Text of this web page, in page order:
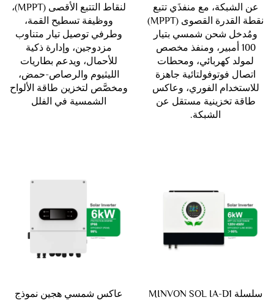
عن الشبكة، مع منفذَي تتبع
نقطة القدرة القصوى (MPPT)
ومُدخل شحن شمسي بتيار
100 أمبير، ومنفذ مخصص
لمولد كهربائي، ومحطات
اتصال فوتوفولتائية جاهزة
للاستخدام الفوري، وعاكس
طاقة تخزينية مستقل عن
الشبكة.
لنقاط التتبع الأقصى (MPPT)،
ووظيفة تسطيح القمة،
وطرفي توصيل تيار متناوب
مزدوجين، وإدارة ذكية
للأحمال، ويدعم بطاريات
الليثيوم والرصاص-حمض،
ومخصَّص لتخزين طاقة الألواح
الشمسية في الفلل
سلسلة MINVON SOL IA-D1
عاكس شمسي هجين نموذج